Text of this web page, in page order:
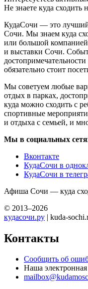
Не знаете куда
КудаСочи — это
Сочи. Мы знаем куда
или большой
и выставки Сочи.
обязательно стоит
Мы советуем любые
отдых в парках,
куда можно сходить с
спортивные
и отдыха с семьей, и
Мы в социальных
Вконтакте
КудаСочи в
КудаСочи в
Афиша Сочи — куда
© 2013–2026
кудасочи.ру | kuda-
Контакты
Сообщить об
Наша электронная